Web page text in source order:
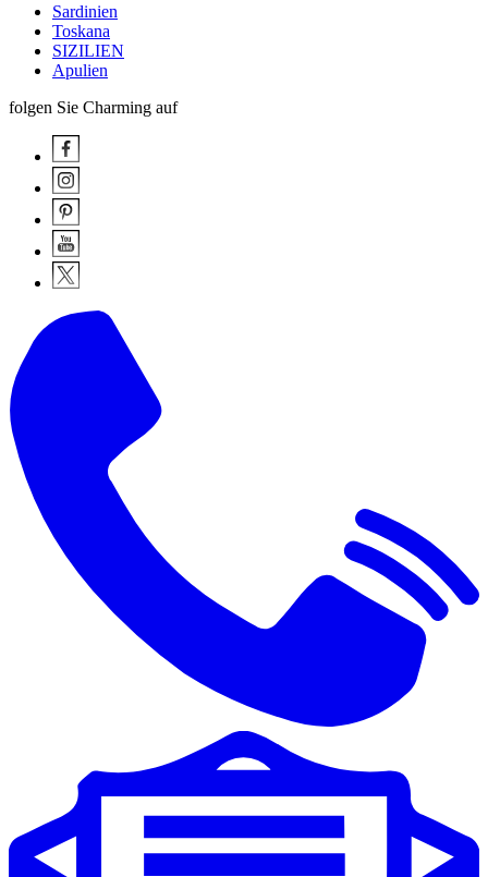
Sardinien
Toskana
SIZILIEN
Apulien
folgen Sie Charming auf